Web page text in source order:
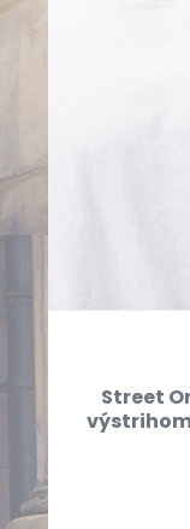
Street